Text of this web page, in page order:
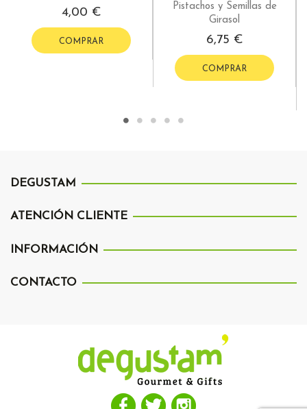
4,00 €
COMPRAR
Pistachos y Semillas de
Girasol
6,75 €
COMPRAR
DEGUSTAM
ATENCIÓN CLIENTE
INFORMACIÓN
CONTACTO